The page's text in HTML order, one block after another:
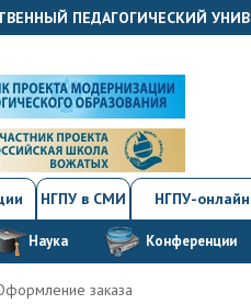
ПЕДАГОГИЧЕСКИЙ
НГПУ в СМИ НГПУ-
Наука Конференции
заказа